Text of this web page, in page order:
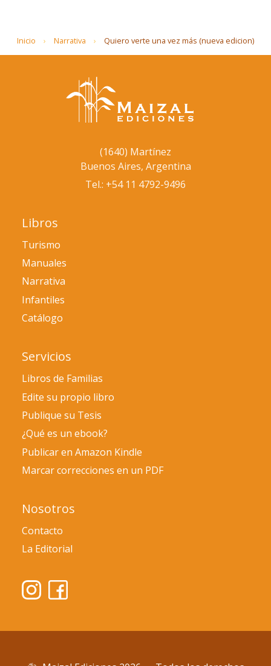
Inicio Narrativa Quiero verte una vez más (nueva edicion)
(1640) Martínez
Buenos Aires, Argentina
Tel.: +54 11 4792-9496
Libros
Turismo
Manuales
Narrativa
Infantiles
Catálogo
Servicios
Libros de Familias
Edite su propio libro
Publique su Tesis
¿Qué es un ebook?
Publicar en Amazon Kindle
Marcar correcciones en un PDF
Nosotros
Contacto
La Editorial